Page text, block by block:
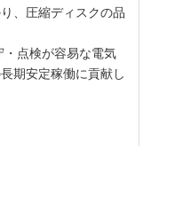
、圧縮ディスクの品
・点検が容易な電気
期安定稼働に貢献し